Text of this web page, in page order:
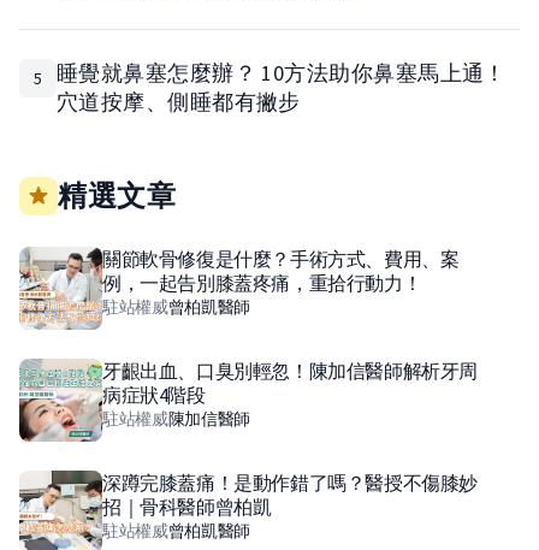
5
睡覺就鼻塞怎麼辦？ 10方法助你鼻塞馬上通！
穴道按摩、側睡都有撇步
精選文章
關節軟骨修復是什麼？手術方式、費用、案
例，一起告別膝蓋疼痛，重拾行動力！
駐站權威曾柏凱醫師
牙齦出血、口臭別輕忽！陳加信醫師解析牙周
病症狀4階段
駐站權威陳加信醫師
深蹲完膝蓋痛！是動作錯了嗎？醫授不傷膝妙
招｜骨科醫師曾柏凱
駐站權威曾柏凱醫師